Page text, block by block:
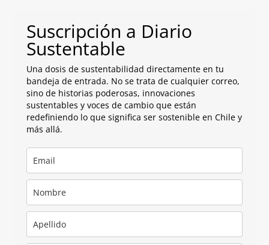
Suscripción a Diario
Sustentable
Una dosis de sustentabilidad directamente en tu
bandeja de entrada. No se trata de cualquier correo,
sino de historias poderosas, innovaciones
sustentables y voces de cambio que están
redefiniendo lo que significa ser sostenible en Chile y
más allá.